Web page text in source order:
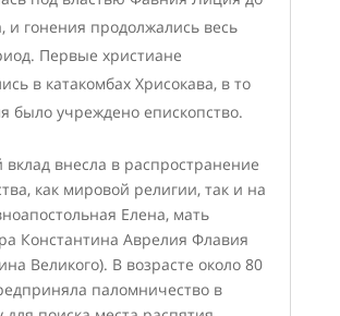
и гонения продолжались весь
Первые христиане
в катакомбах Хрисокава, в то
было учреждено епископство.
внесла в распространение
как мировой религии, так и на
Елена, мать
Константина Аврелия Флавия
Великого). В возрасте около 80
паломничество в